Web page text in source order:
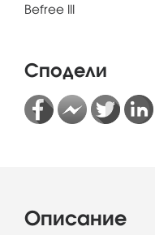
Befree III
Сподели
Описание